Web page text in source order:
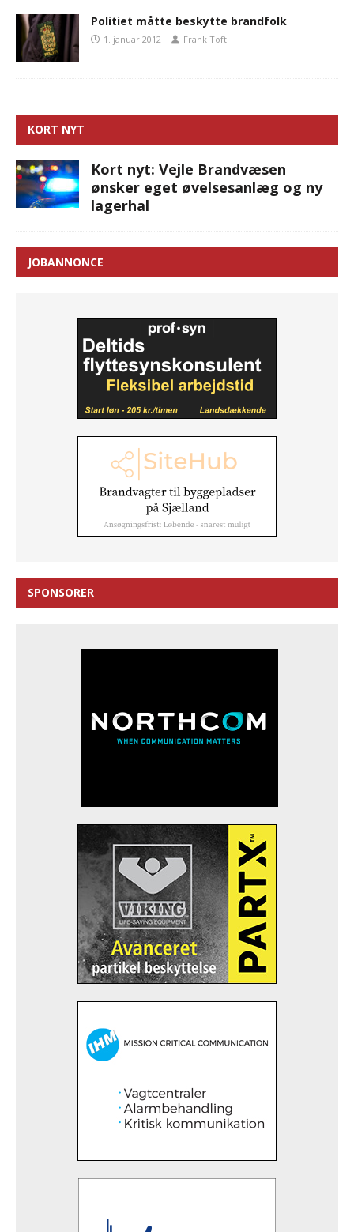
Politiet måtte beskytte brandfolk
1. januar 2012 Frank Toft
KORT NYT
Kort nyt: Vejle Brandvæsen
ønsker eget øvelsesanlæg og ny
lagerhal
JOBANNONCE
SPONSORER